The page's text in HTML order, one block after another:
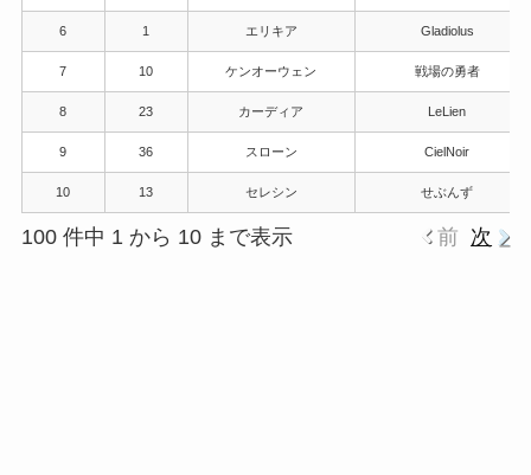
6 1 エリキア Gladiolus
7 10 ケンオーウェン 戦場の勇者
8 23 カーディア LeLien
9 36 スローン CielNoir
10 13 セレシン せぶんず
100 件中 1 から 10 まで表示 前 次